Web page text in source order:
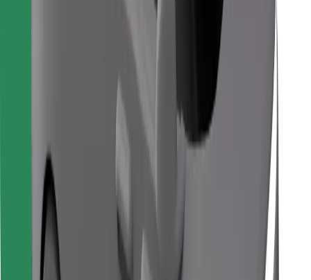
Download de Bolt Food-app